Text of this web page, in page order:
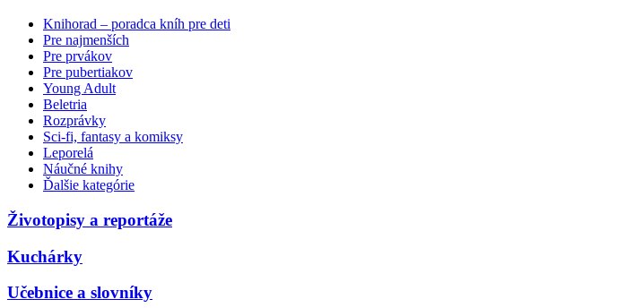
Knihorad – poradca kníh pre deti
Pre najmenších
Pre prvákov
Pre pubertiakov
Young Adult
Beletria
Rozprávky
Sci-fi, fantasy a komiksy
Leporelá
Náučné knihy
Ďalšie kategórie
Životopisy a reportáže
Kuchárky
Učebnice a slovníky